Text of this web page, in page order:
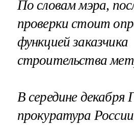
По словам мэра,
проверки стоит
функцией заказчика
строительства
В середине декабря
прокуратура